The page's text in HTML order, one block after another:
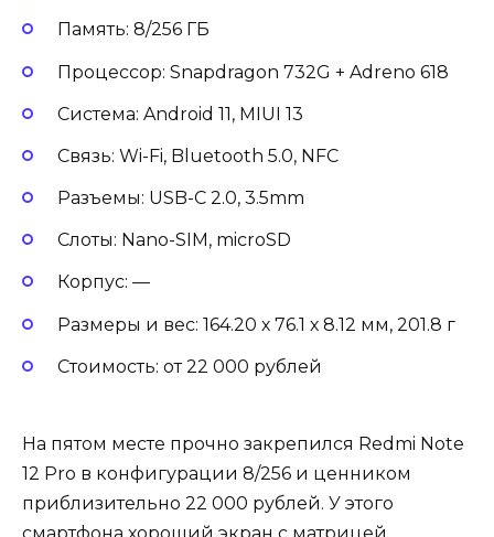
Память: 8/256 ГБ
Процессор: Snapdragon 732G + Adreno 618
Система: Android 11, MIUI 13
Связь: Wi-Fi, Bluetooth 5.0, NFC
Разъемы: USB-C 2.0, 3.5mm
Слоты: Nano-SIM, microSD
Корпус: —
Размеры и вес: 164.20 х 76.1 х 8.12 мм, 201.8 г
Стоимость: от 22 000 рублей
На пятом месте прочно закрепился Redmi Note
12 Pro в конфигурации 8/256 и ценником
приблизительно 22 000 рублей. У этого